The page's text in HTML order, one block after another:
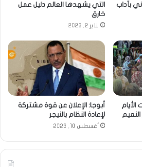
بآداب
التي يشهدها العالم دليل عمل
خارق
يناير 2, 2023
النعيم
أبوجا: الإعلان عن قوة مشتركة
لإعادة النظام بالنيجر
أغسطس 10, 2023